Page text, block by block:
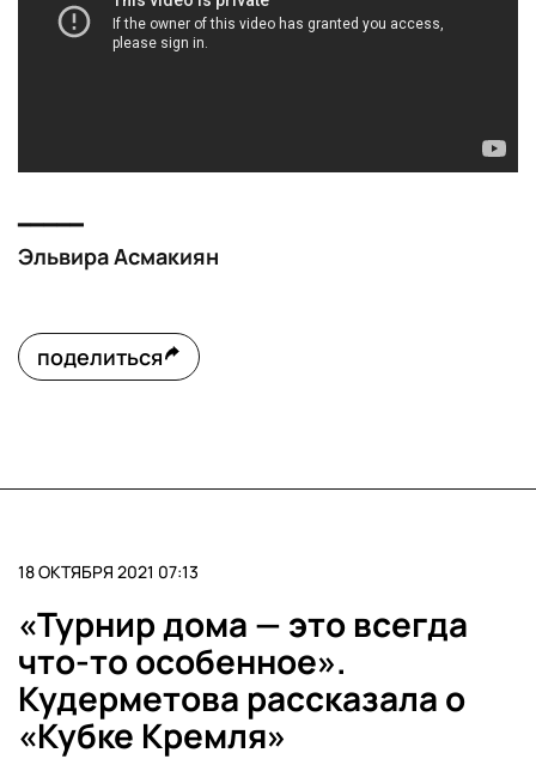
━━━━━
Эльвира Асмакиян
поделиться
18 ОКТЯБРЯ 2021 07:13
«Турнир дома — это всегда
что-то особенное».
Кудерметова рассказала о
«Кубке Кремля»